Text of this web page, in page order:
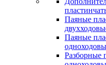
Паяные
Паяные
Разборные